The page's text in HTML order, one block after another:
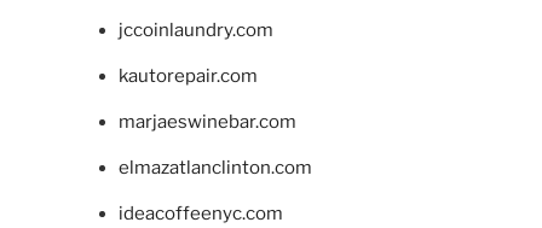
jccoinlaundry.com
kautorepair.com
marjaeswinebar.com
elmazatlanclinton.com
ideacoffeenyc.com